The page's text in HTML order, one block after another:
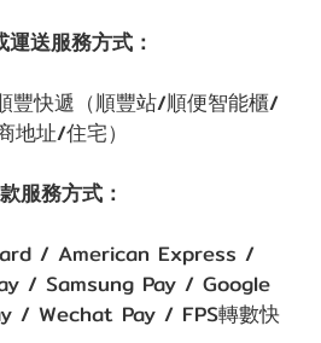
運送服務方式：
豐快遞（順豐站/順便智能櫃/
地址/住宅）
服務方式：
/ American Express /
/ Samsung Pay / Google
/ Wechat Pay / FPS轉數快